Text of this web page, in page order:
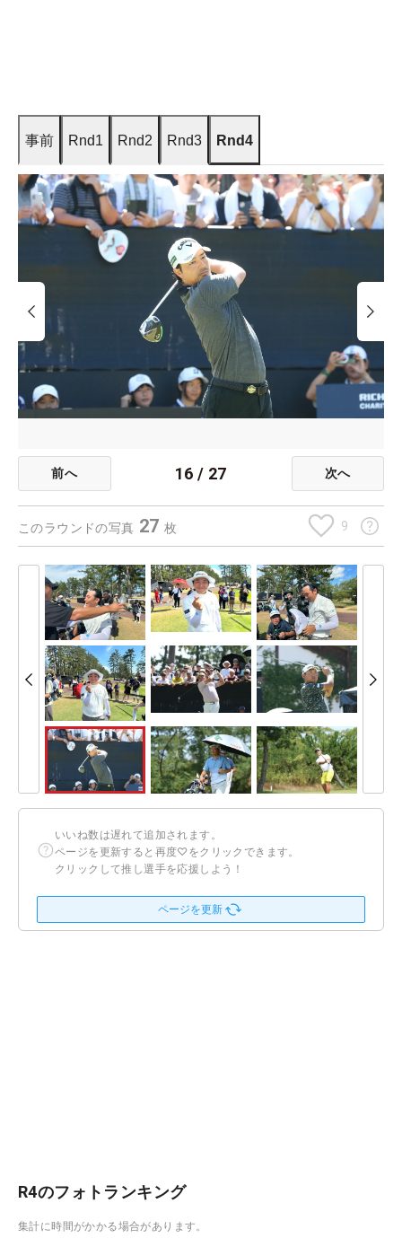
事前 Rnd1 Rnd2 Rnd3 Rnd4
前へ 16 / 27 次へ
このラウンドの写真 27枚 9
いいね数は遅れて追加されます。
ページを更新すると再度♡をクリックできます。
クリックして推し選手を応援しよう！
ページを更新
R4のフォトランキング
集計に時間がかかる場合があります。